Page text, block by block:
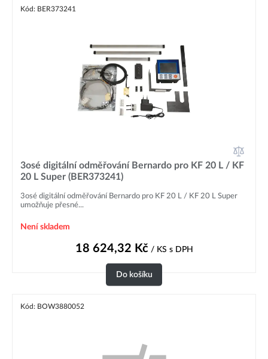
Kód: BER373241
3osé digitální odměřování Bernardo pro KF 20 L / KF
20 L Super (BER373241)
3osé digitální odměřování Bernardo pro KF 20 L / KF 20 L Super
umožňuje přesné...
Není skladem
18 624,32 Kč/ KS s DPH
Do košíku
Kód: BOW3880052